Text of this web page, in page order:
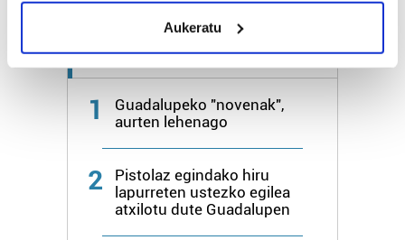
meters
Identify your device by actively scanning it for
specific characteristics (fingerprinting)
Find out more about how your personal data is processed
and set your preferences in thedetails section
teknologia erabiliz, cookieak adibidez, iragarki eta eduki
pertsonalizatuak eskaintzeko, iragarkiak eta edukia
Aukeratu
Azken 7 egunetako irakurrienak
1
Guadalupeko "novenak",
aurten lehenago
2
Pistolaz egindako hiru
lapurreten ustezko egilea
atxilotu dute Guadalupen